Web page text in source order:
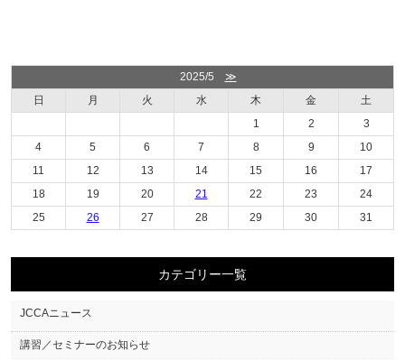
2025/5
≫
日
月 火 水 木 金
土
1
2
3
4
5 6 7 8 9
10
11
12 13 14 15 16
17
18
19 20 21 22 23
24
25
26 27 28 29 30 31
カテゴリー一覧
JCCAニュース
講習／セミナーのお知らせ